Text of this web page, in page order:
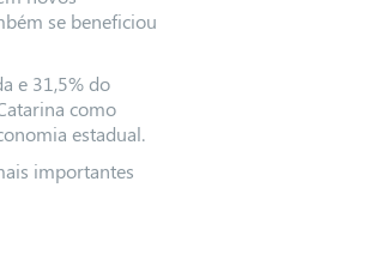
se beneficiou
e 31,5% do
como
estadual.
importantes